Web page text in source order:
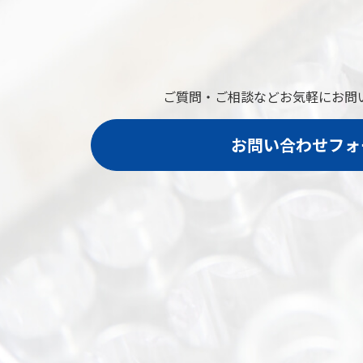
ご質問・ご相談などお気軽にお問
お問い合わせフ